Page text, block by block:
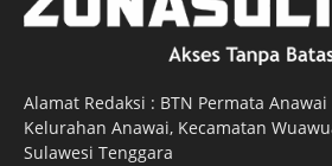
Alamat Redaksi : BTN Permata
Kelurahan Anawai, Kecamatan
Sulawesi Tenggara